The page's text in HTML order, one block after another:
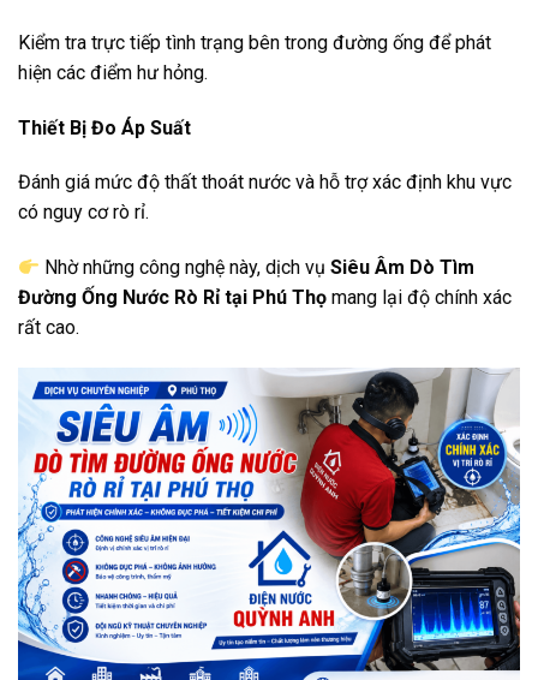
Kiểm tra trực tiếp tình trạng bên trong đường ống để phát
hiện các điểm hư hỏng.
Thiết Bị Đo Áp Suất
Đánh giá mức độ thất thoát nước và hỗ trợ xác định khu vực
có nguy cơ rò rỉ.
Nhờ những công nghệ này, dịch vụSiêu Âm Dò Tìm
Đường Ống Nước Rò Rỉ tại Phú Thọ mang lại độ chính xác
rất cao.